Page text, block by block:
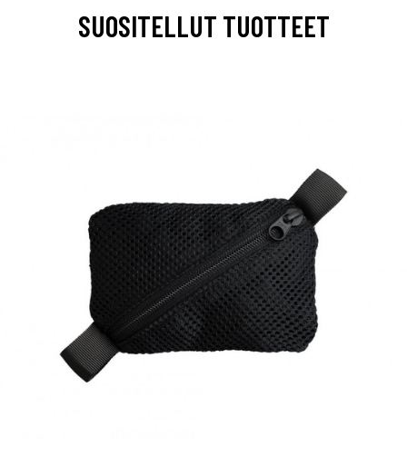
SUOSITELLUT TUOTTEET